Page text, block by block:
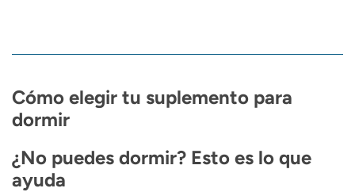
Cómo elegir tu suplemento para
dormir
¿No puedes dormir? Esto es lo que
ayuda